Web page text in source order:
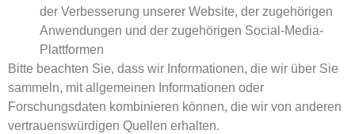
der Verbesserung unserer Website, der zugehörigen
Anwendungen und der zugehörigen Social-Media-
Plattformen
Bitte beachten Sie, dass wir Informationen, die wir über Sie
sammeln, mit allgemeinen Informationen oder
Forschungsdaten kombinieren können, die wir von anderen
vertrauenswürdigen Quellen erhalten.